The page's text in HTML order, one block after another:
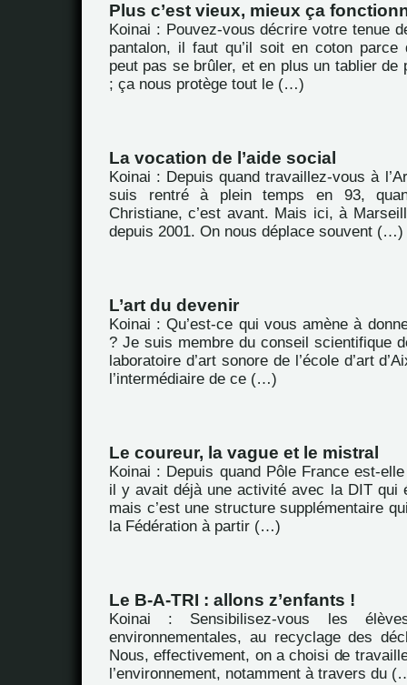
Plus c’est vieux, mieux ça
Koinai : Pouvez-vous décrire votre tenue
pantalon, il faut qu’il soit en coton parce
peut pas se brûler, et en plus un tablier de
; ça nous protège tout le (…)
La vocation de l’aide social
Koinai : Depuis quand travaillez-vous à
suis rentré à plein temps en 93,
Christiane, c’est avant. Mais ici, à
depuis 2001. On nous déplace souvent (…)
L’art du devenir
Koinai : Qu’est-ce qui vous amène à
? Je suis membre du conseil scientifique
laboratoire d’art sonore de l’école d’art
l’intermédiaire de ce (…)
Le coureur, la vague et le mistral
Koinai : Depuis quand Pôle France est-
il y avait déjà une activité avec la DIT qui
mais c’est une structure supplémentaire
la Fédération à partir (…)
Le B-A-TRI : allons z’enfants !
Koinai : Sensibilisez-vous les
environnementales, au recyclage des
Nous, effectivement, on a choisi de
l’environnement, notamment à travers du